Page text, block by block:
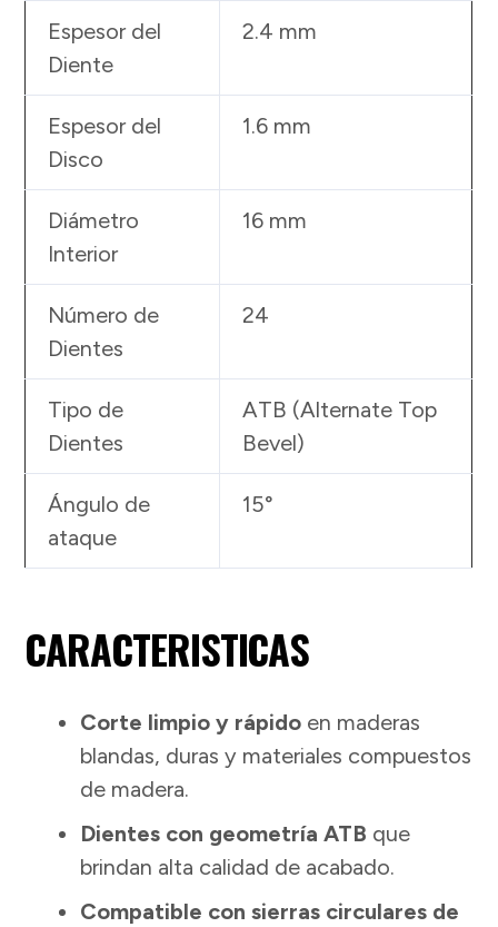
Espesor del
Diente
2.4 mm
Espesor del
Disco
1.6 mm
Diámetro
Interior
16 mm
Número de
Dientes
24
Tipo de
Dientes
ATB (Alternate Top
Bevel)
Ángulo de
ataque
15°
CARACTERISTICAS
Corte limpio y rápido en maderas
blandas, duras y materiales compuestos
de madera.
Dientes con geometría ATB que
brindan alta calidad de acabado.
Compatible con sierras circulares de